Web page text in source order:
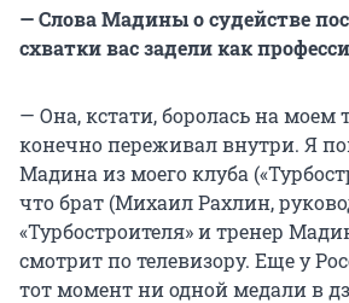
— Слова Мадины о судействе
схватки вас задели как
— Она, кстати, боролась на моем
конечно переживал внутри. Я
Мадина из моего клуба
что брат (Михаил Рахлин,
«Турбостроителя» и тренер
смотрит по телевизору. Еще у
тот момент ни одной медали в